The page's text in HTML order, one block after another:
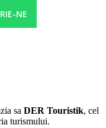
NE
sa DER Touristik, cel
turismului.